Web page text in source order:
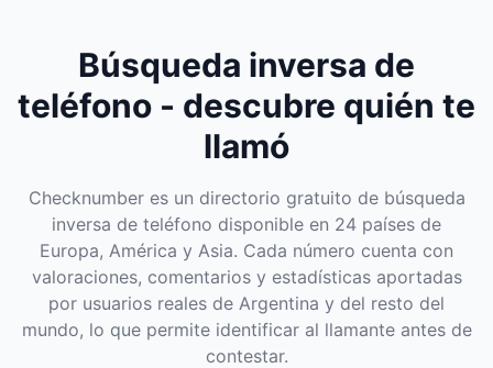
Búsqueda inversa de
teléfono - descubre quién te
llamó
Checknumber es un directorio gratuito de búsqueda
inversa de teléfono disponible en 24 países de
Europa, América y Asia. Cada número cuenta con
valoraciones, comentarios y estadísticas aportadas
por usuarios reales de Argentina y del resto del
mundo, lo que permite identificar al llamante antes de
contestar.